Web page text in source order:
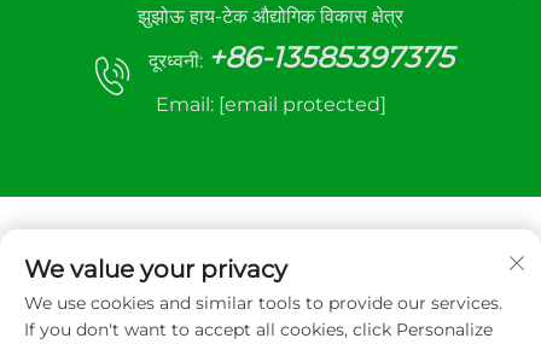
झुझोऊ हाय-टेक औद्योगिक विकास क्षेत्र
दूरध्वनी: +86-13585397375
Email: [email protected]
कॉपीराइट © २०२५ झुझोउ सान्हे ऑटोमॅटिक कंट्रोल इक्विपमेंट कंपनी
लिमिटेड. सर्व हक्क राखीव.
We value your privacy
We use cookies and similar tools to provide our services.
If you don't want to accept all cookies, click Personalize